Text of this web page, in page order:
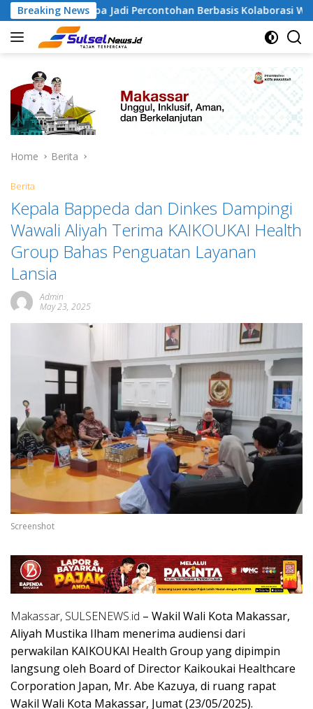
Skip
to
content
Breaking News
Jadi Percontohan Berbasis Kolaborasi Warga
Home Berita
Berita
Kepala Bappeda dan Dinkes Dampingi
Wawali Aliyah Terima KAIKOUKAI Health
Group Bahas Penguatan Layanan
Lansia
Admin
May 23, 2025
Screenshot
Makassar, SULSENEWS.id – Wakil Wali Kota Makassar,
Aliyah Mustika Ilham menerima audiensi dari
perwakilan KAIKOUKAl Health Group yang dipimpin
langsung oleh Board of Director Kaikoukai Healthcare
Corporation Japan, Mr. Abe Kazuya, di ruang rapat
Wakil Wali Kota Makassar, Jumat (23/05/2025).